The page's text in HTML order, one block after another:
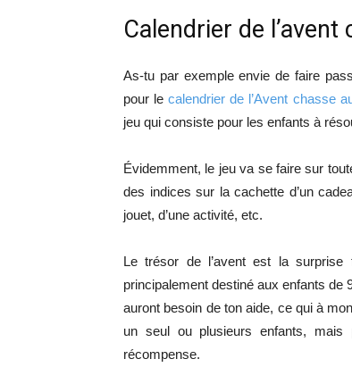
Calendrier de
As-tu par exemple envie de faire
pour lecalendrier de l’Avent chasse
jeu qui consiste pour les enfants à
Évidemment, le jeu va se faire sur
des indices sur la cachette d’un
jouet, d’une activité, etc.
Le trésor de l’avent est la
principalement destiné aux enfants de
auront besoin de ton aide, ce qui à
un seul ou plusieurs enfants, mais
récompense.